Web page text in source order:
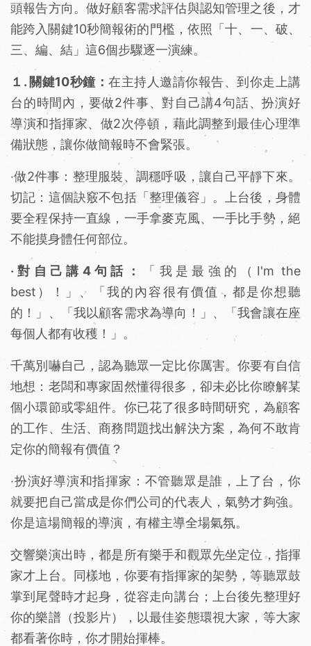
頭報告方向。做好顧客需求評估與認知管理之後，才
能跨入關鍵10秒簡報術的門檻，依照「十、一、破、
三、編、結」這6個步驟逐一演練。
１. 關鍵10秒鐘： 在主持人邀請你報告、到你走上講
台的時間內，要做2件事、對自己講4句話、扮演好
導演和指揮家、做2次停頓，藉此調整到最佳心理準
備狀態，讓你做簡報時不會緊張。
‧做2件事：整理服裝、調穩呼吸，讓自己平靜下來。
切記：這個訣竅不包括「整理儀容」。上台後，身體
要全程保持一直線，一手拿麥克風、一手比手勢，絕
不能摸身體任何部位。
‧對自己講4句話：
「我是最強的（I'm the
best）！」、「我的內容很有價值，都是你想聽
的！」、「我以顧客需求為導向！」、「我會讓在座
每個人都有收穫！」。
千萬別嚇自己，認為聽眾一定比你厲害。你要有自信
地想：老闆和專家固然懂得很多，卻未必比你瞭解某
個小環節或零組件。你已花了很多時間研究，為顧客
的工作、生活、商務問題找出解決方案，為何不敢肯
定你的簡報有價值？
‧扮演好導演和指揮家：不管聽眾是誰，上了台，你
就要把自己當成是你們公司的代表人，氣勢才夠強。
你是這場簡報的導演，有權主導全場氣氛。
交響樂演出時，都是所有樂手和觀眾先坐定位，指揮
家才上台。同樣地，你要有指揮家的架勢，等聽眾鼓
掌到尾聲時才起身，從容走向講台；上台後先整理好
你的樂譜（投影片），以最佳姿態環視大家，等大家
都看著你時，你才開始揮棒。